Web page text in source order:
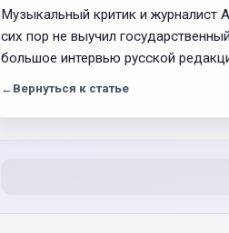
Музыкальный критик и журналист
сих пор не выучил
большое интервью русской
← Вернуться к статье